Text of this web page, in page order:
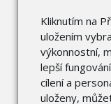
Kliknutím na
uložením
výkonnostní,
lepší
cílení a
uloženy,